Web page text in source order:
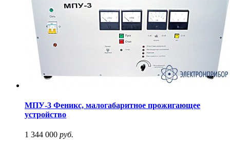
МПУ-3 Феникс, малогабаритное прожигающее
устройство
1 344 000 руб.